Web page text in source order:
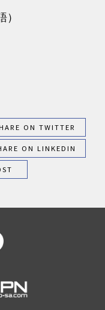
ON TWITTER
ON LINKEDIN